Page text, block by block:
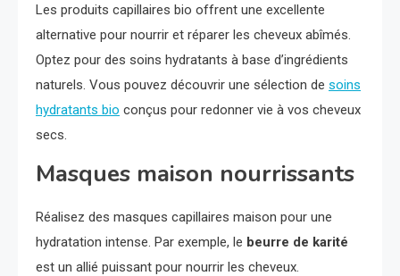
Les produits capillaires bio offrent une excellente
alternative pour nourrir et réparer les cheveux abîmés.
Optez pour des soins hydratants à base d’ingrédients
naturels. Vous pouvez découvrir une sélection de soins
hydratants bio conçus pour redonner vie à vos cheveux
secs.
Masques maison nourrissants
Réalisez des masques capillaires maison pour une
hydratation intense. Par exemple, le beurre de karité
est un allié puissant pour nourrir les cheveux.